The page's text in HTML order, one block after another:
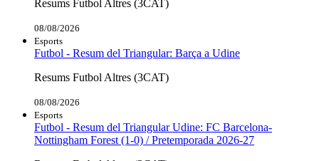
Resums Futbol Altres (3CAT)
08/08/2026
Esports
Futbol - Resum del Triangular: Barça a Udine
Resums Futbol Altres (3CAT)
08/08/2026
Esports
Futbol - Resum del Triangular Udine: FC Barcelona-
Nottingham Forest (1-0) / Pretemporada 2026-27